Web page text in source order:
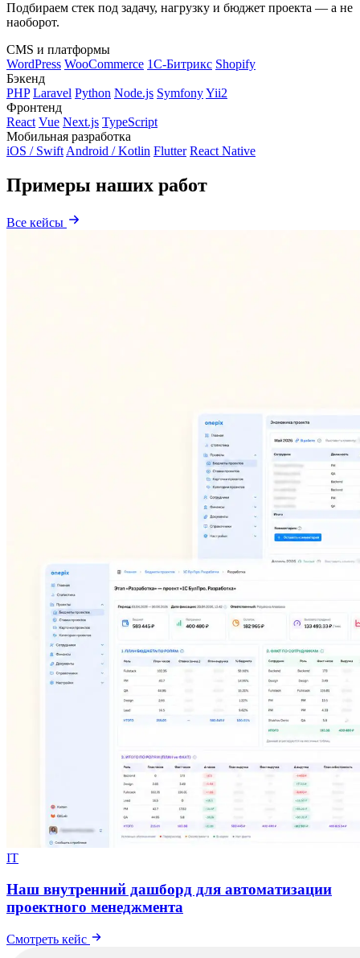
Подбираем стек под задачу, нагрузку и бюджет проекта — а не
наоборот.
CMS и платформы
WordPress WooCommerce 1С-Битрикс Shopify
Бэкенд
PHP Laravel Python Node.js SymfonyYii2
Фронтенд
React Vue Next.js TypeScript
Мобильная разработка
iOS / Swift Android / Kotlin Flutter React Native
Примеры наших работ
Все кейсы
IT
Наш внутренний дашборд для автоматизации
проектного менеджмента
Смотреть кейс